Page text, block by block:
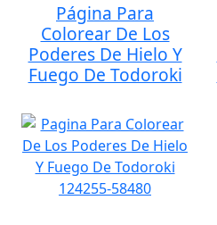
Página Para
Colorear De Los
Poderes De Hielo Y
Fuego De Todoroki